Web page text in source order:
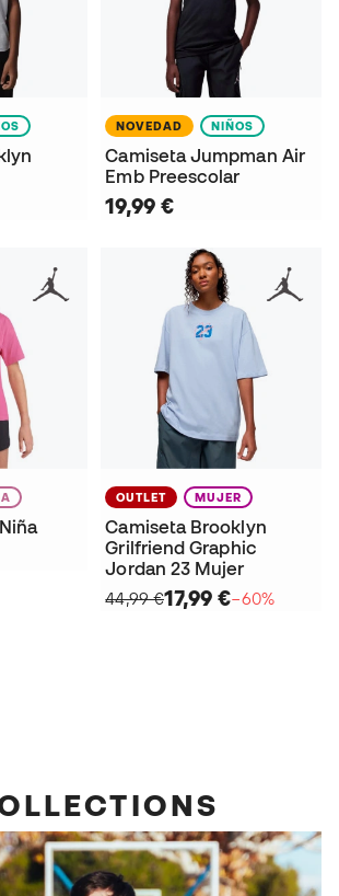
NOVEDAD NIÑOS
Camiseta Jumpman Air
Emb Preescolar
19,99 €
OUTLET MUJER
Camiseta Brooklyn
Grilfriend Graphic
Jordan 23 Mujer
44,99 €17,99 €−60%